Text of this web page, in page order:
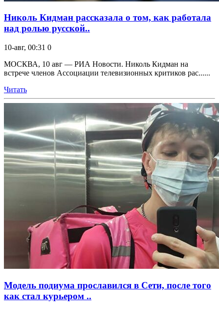
Николь Кидман рассказала о том, как работала
над ролью русской..
10-авг, 00:31 0
МОСКВА, 10 авг — РИА Новости. Николь Кидман на
встрече членов Ассоциации телевизионных критиков рас......
Читать
Модель подиума прославился в Сети, после того
как стал курьером ..